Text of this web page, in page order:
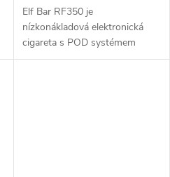
Elf Bar RF350 je
nízkonákladová elektronická
cigareta s POD systémem
vážící pouhých 20g a